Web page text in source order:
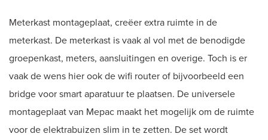
Meterkast montageplaat, creëer extra ruimte in de
meterkast. De meterkast is vaak al vol met de benodigde
groepenkast, meters, aansluitingen en overige. Toch is er
vaak de wens hier ook de wifi router of bijvoorbeeld een
bridge voor smart aparatuur te plaatsen. De universele
montageplaat van Mepac maakt het mogelijk om de ruimte
voor de elektrabuizen slim in te zetten. De set wordt